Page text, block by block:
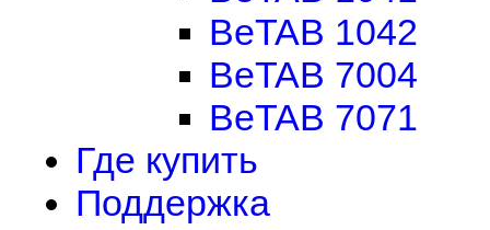
BeTAB 1042
BeTAB 7004
BeTAB 7071
Где купить
Поддержка